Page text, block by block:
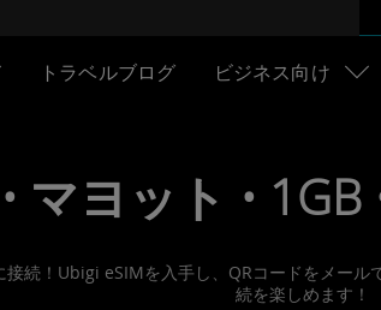
トラベルブログ ビジネス向け
マヨット • 1GB
続！Ubigi eSIMを入手し、QRコードをメー
続を楽しめます！